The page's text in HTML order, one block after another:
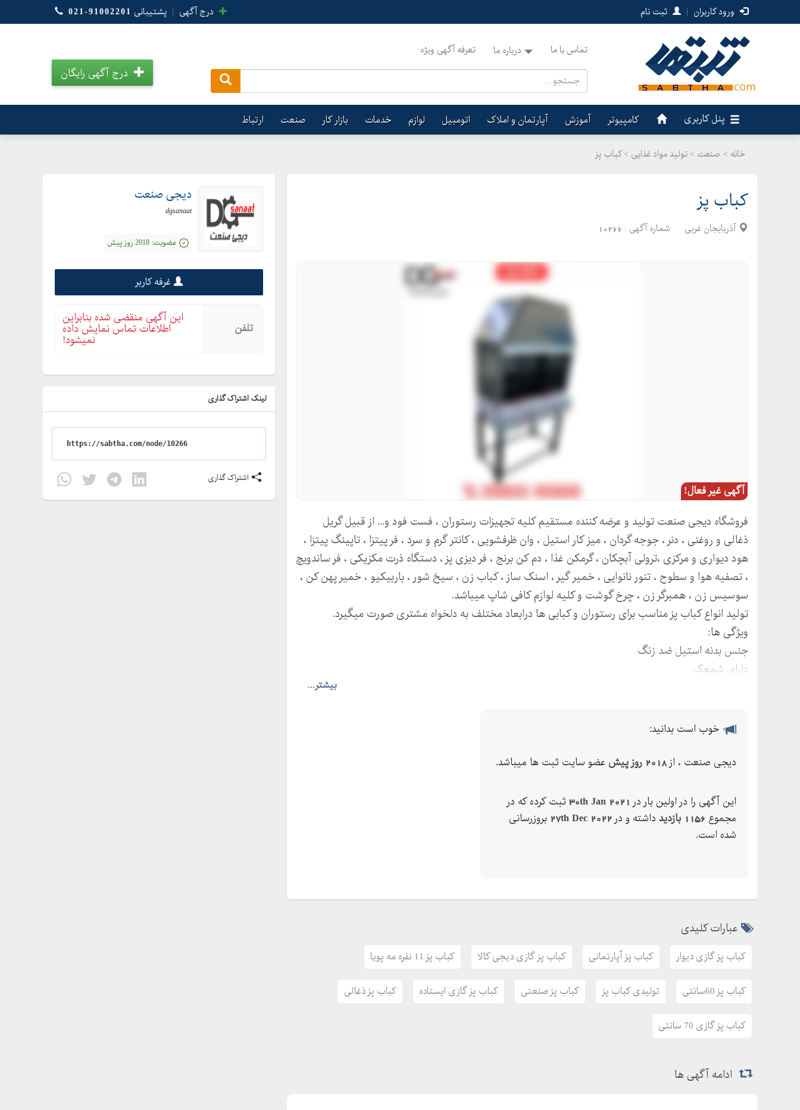
ورود کاربران | ثبت نام درج آگهی | پشتیبانی 021-91002201
تماس با ما درباره ما تعرفه آگهی ویژه
درج آگهی رایگان
پنل کاربری کامپیوتر آموزش آپارتمان و املاک اتومبیل لوازم خدمات بازار کار صنعت ارتباط
خانه > صنعت > تولید مواد غذایی > کباب پز
کباب پز
آذربایجان غربی شماره آگهی : 10266
آگهی غیر فعال!
بیشتر...
فروشگاه دیجی صنعت تولید و عرضه کننده مستقیم کلیه تجهیزات رستوران ، فست فود و... از قبیل گریل
ذغالی و روغنی ، دنر ، جوجه گردان ، میز کار استیل ، وان ظرفشویی ، کانتر گرم و سرد ، فر پیتزا ، تاپینگ پیتزا ،
هود دیواری و مرکزی ،ترولی آبچکان ، گرمکن غذا ، دم کن برنج ، فر دیزی پز ، دستگاه ذرت مکزیکی ، فر ساندویچ
، تصفیه هوا و سطوح ، تنور نانوایی ، خمیر گیر ، اسنک ساز ، کباب زن ، سیخ شور ، باربیکیو ، خمیر پهن کن ،
سوسیس زن ، همبرگر زن ، چرخ گوشت و کلیه لوازم کافی شاپ میباشد.
تولید انواع کباب پز مناسب برای رستوران و کبابی ها درابعاد مختلف به دلخواه مشتری صورت میگیرد.
ویژگی ها:
جنس بدنه استیل ضد زنگ
دارای شمعک
آدرس دفتر فروش : ارومیه خ عطایی روبروی بانک ملی ساختمان سبز الماس طبقه سوم
وبسایت : dgsanaat
آدرس تلگرام : dgsanaat
اینستاگرام : dgsanaat
خوب است بدانید:
دیجی صنعت ، از2018 روز پیش عضو سایت ثبت ها میباشد.
این آگهی را در اولین بار در 30th Jan 2021 ثبت کرده که در
مجموع 1156 بازدید داشته و در 27th Dec 2022 بروزرسانی
شده است.
عبارات کلیدی
کباب پز گازی دیوار کباب پز آپارتمانی کباب پز گازی دیجی کالا کباب پز 11 نفره مه پویا
کباب پز 60سانتی تولیدی کباب پز کباب پز صنعتی کباب پز گازی ایستاده کباب پز ذغالی
کباب پز گازی 70 سانتی
دیجی صنعت
dgsanaat
عضویت: 2018 روز پیش
غرفه کاربر
تلفن
این آگهی منقضی شده بنابراین
اطلاعات تماس نمایش داده
نمیشود!
لینک اشتراک گذاری
اشتراک گذاری
ادامه آگهی ها